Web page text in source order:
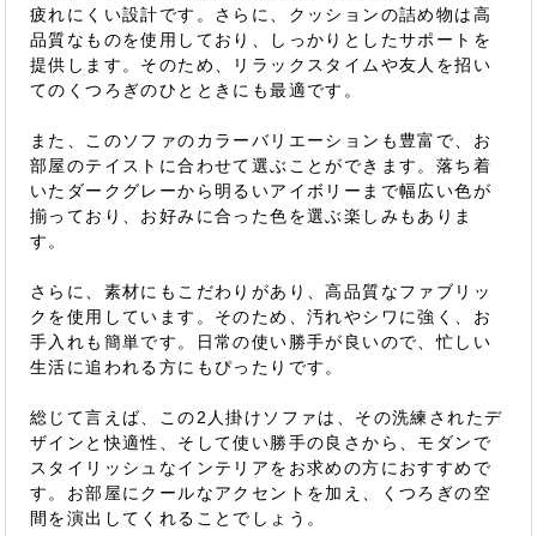
疲れにくい設計です。さらに、クッションの詰め物は高
品質なものを使用しており、しっかりとしたサポートを
提供します。そのため、リラックスタイムや友人を招い
てのくつろぎのひとときにも最適です。
また、このソファのカラーバリエーションも豊富で、お
部屋のテイストに合わせて選ぶことができます。落ち着
いたダークグレーから明るいアイボリーまで幅広い色が
揃っており、お好みに合った色を選ぶ楽しみもありま
す。
さらに、素材にもこだわりがあり、高品質なファブリッ
クを使用しています。そのため、汚れやシワに強く、お
手入れも簡単です。日常の使い勝手が良いので、忙しい
生活に追われる方にもぴったりです。
総じて言えば、この2人掛けソファは、その洗練されたデ
ザインと快適性、そして使い勝手の良さから、モダンで
スタイリッシュなインテリアをお求めの方におすすめで
す。お部屋にクールなアクセントを加え、くつろぎの空
間を演出してくれることでしょう。